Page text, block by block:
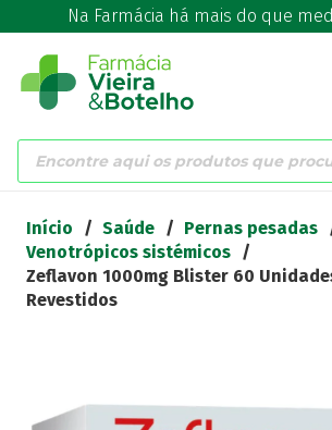
Na Farmácia há mais do que
Products
search
Início / Saúde / Pernas pesadas
Venotrópicos sistémicos /
Zeflavon 1000mg Blister 60
Revestidos